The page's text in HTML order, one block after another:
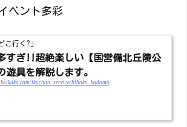
ベント多彩
こ行く?」
すぎ!!超絶楽しい【国営備北丘陵公
遊具を解説します。
ikuchan_service/bihoku_kodomo